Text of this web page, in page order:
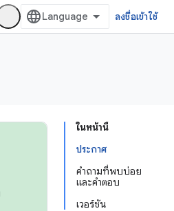
ลงชื่อเข้าใช้
ในหน้านี้
ประกาศ
คำถามที่พบบ่อย
และคำตอบ
เวอร์ชัน